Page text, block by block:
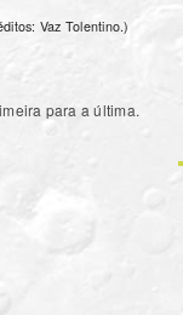
Vaz Tolentino.)
para a última.